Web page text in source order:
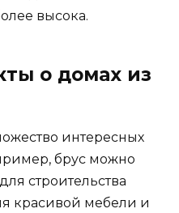
высока.
о домах из
интересных
брус можно
строительства
красивой мебели и